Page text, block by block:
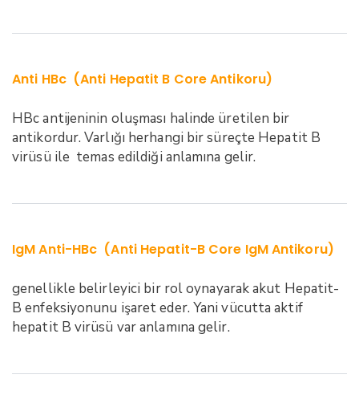
Anti HBc (Anti Hepatit B Core Antikoru)
HBc antijeninin oluşması halinde üretilen bir
antikordur. Varlığı herhangi bir süreçte Hepatit B
virüsü ile temas edildiği anlamına gelir.
IgM Anti-HBc (Anti Hepatit-B Core IgM Antikoru)
genellikle belirleyici bir rol oynayarak akut Hepatit-
B enfeksiyonunu işaret eder. Yani vücutta aktif
hepatit B virüsü var anlamına gelir.